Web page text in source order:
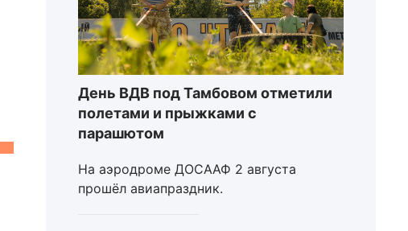
День ВДВ под Тамбовом отметили
полетами и прыжками с
парашютом
На аэродроме ДОСААФ 2 августа
прошёл авиапраздник.